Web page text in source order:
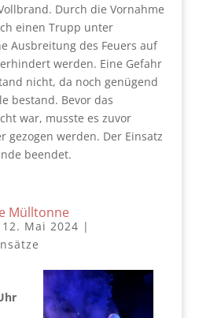
Durch die Vornahme
einen Trupp unter
Ausbreitung des Feuers auf
werden. Eine Gefahr
nicht, da noch genügend
bestand. Bevor das
war, musste es zuvor
gezogen werden. Der Einsatz
beendet.
Mülltonne
12. Mai 2024 |